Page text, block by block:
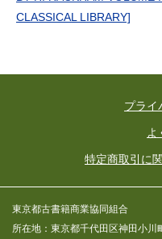
CLASSICAL LIBRARY]
プライ
よ
特定商取引に
東京都古書籍商業協同組合
所在地：東京都千代田区神田小